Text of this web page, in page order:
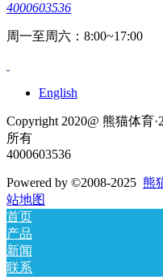
4000603536
周一至周六：8:00~17:00
English
Copyright 2020@ 熊猫体育
所有
4000603536
Powered by ©2008-2025 熊
站地图
首页
产品
新闻
联系